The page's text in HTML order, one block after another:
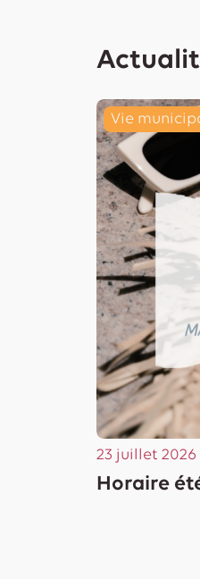
Vie
23 juillet 2026
Horaire